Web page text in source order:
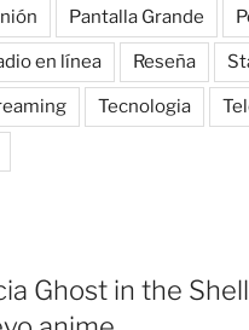
Pantalla Grande
en línea Reseña
Tecnologia
Ghost in the Shell